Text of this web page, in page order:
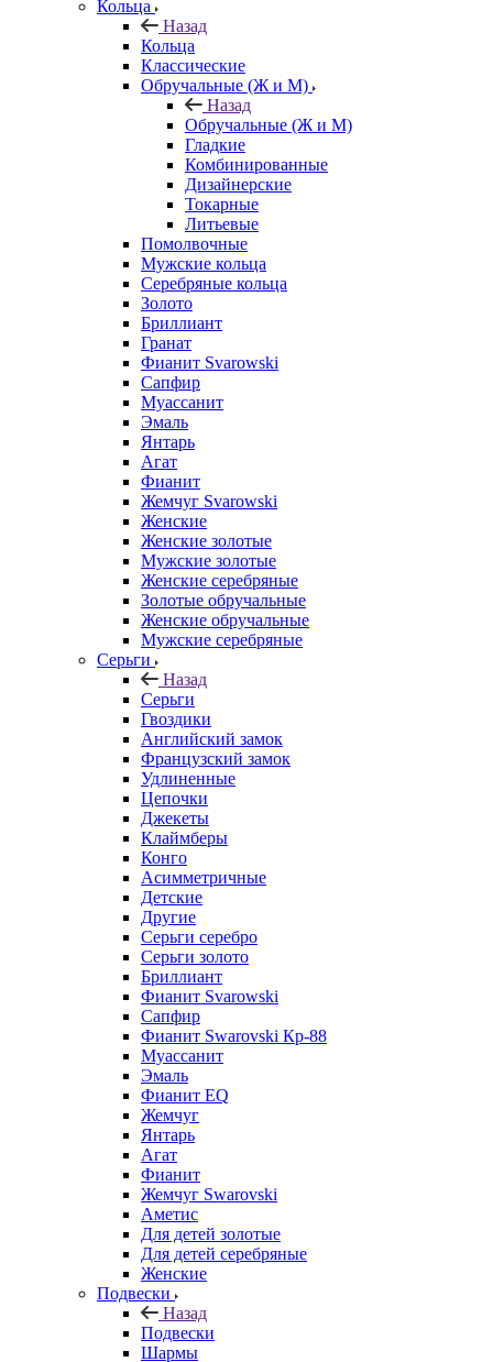
Кольца
Назад
Кольца
Классические
Обручальные (Ж и М)
Назад
Обручальные (Ж и М)
Гладкие
Комбинированные
Дизайнерские
Токарные
Литьевые
Помолвочные
Мужские кольца
Серебряные кольца
Золото
Бриллиант
Гранат
Фианит Svarowski
Сапфир
Муассанит
Эмаль
Янтарь
Агат
Фианит
Жемчуг Svarowski
Женские
Женские золотые
Мужские золотые
Женские серебряные
Золотые обручальные
Женские обручальные
Мужские серебряные
Серьги
Назад
Серьги
Гвоздики
Английский замок
Французский замок
Удлиненные
Цепочки
Джекеты
Клаймберы
Конго
Асимметричные
Детские
Другие
Серьги серебро
Серьги золото
Бриллиант
Фианит Svarowski
Сапфир
Фианит Swarovski Кр-88
Муассанит
Эмаль
Фианит EQ
Жемчуг
Янтарь
Агат
Фианит
Жемчуг Swarovski
Аметис
Для детей золотые
Для детей серебряные
Женские
Подвески
Назад
Подвески
Шармы